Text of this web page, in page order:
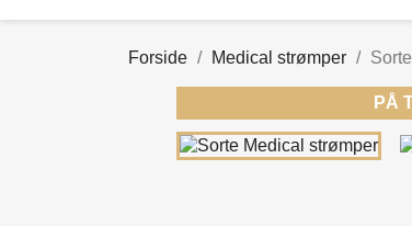
Forside Medical strømper
PÅ